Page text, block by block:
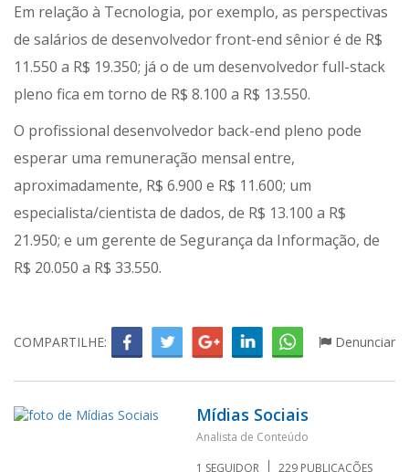
Em relação à Tecnologia, por exemplo, as perspectivas
de salários de desenvolvedor front-end sênior é de R$
11.550 a R$ 19.350; já o de um desenvolvedor full-stack
pleno fica em torno de R$ 8.100 a R$ 13.550.
O profissional desenvolvedor back-end pleno pode
esperar uma remuneração mensal entre,
aproximadamente, R$ 6.900 e R$ 11.600; um
especialista/cientista de dados, de R$ 13.100 a R$
21.950; e um gerente de Segurança da Informação, de
R$ 20.050 a R$ 33.550.
COMPARTILHE: Denunciar
Mídias Sociais
Analista de Conteúdo
1 SEGUIDOR 229 PUBLICAÇÕES